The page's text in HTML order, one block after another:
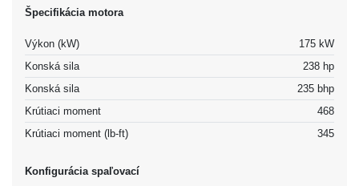
Špecifikácia motora
Výkon (kW)
175 kW
Konská sila
238 hp
Konská sila
235 bhp
Krútiaci moment
468
Krútiaci moment (lb-ft)
345
Konfigurácia spaľovací